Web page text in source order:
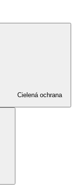
Cielená ochrana